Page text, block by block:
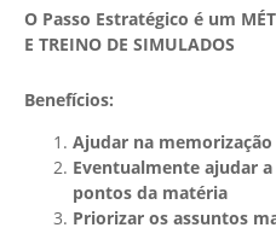
O Passo Estratégico é um
E TREINO DE SIMULADOS
Benefícios:
Ajudar na
Eventualmente ajudar
pontos da matéria
Priorizar os assuntos